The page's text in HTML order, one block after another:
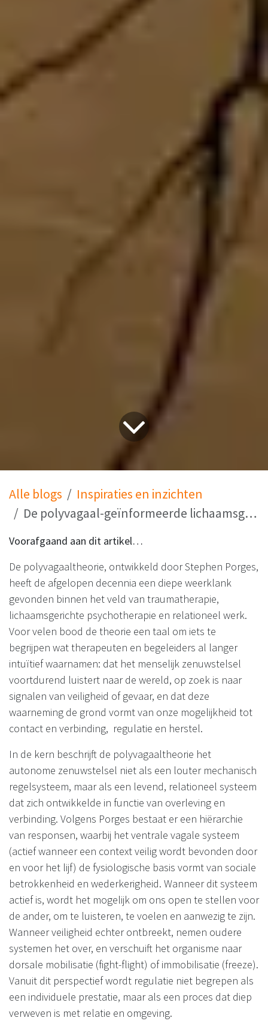
Alle blogs
Inspiraties en inzichten
De polyvagaal-geïnformeerde lichaamsgerichte (psycho)therapeut
Voorafgaand aan dit artikel…
De polyvagaaltheorie, ontwikkeld door Stephen Porges,
heeft de afgelopen decennia een diepe weerklank
gevonden binnen het veld van traumatherapie,
lichaamsgerichte psychotherapie en relationeel werk.
Voor velen bood de theorie een taal om iets te
begrijpen wat therapeuten en begeleiders al langer
intuïtief waarnamen: dat het menselijk zenuwstelsel
voortdurend luistert naar de wereld, op zoek is naar
signalen van veiligheid of gevaar, en dat deze
waarneming de grond vormt van onze mogelijkheid tot
contact en verbinding, regulatie en herstel.
In de kern beschrijft de polyvagaaltheorie het
autonome zenuwstelsel niet als een louter mechanisch
regelsysteem, maar als een levend, relationeel systeem
dat zich ontwikkelde in functie van overleving en
verbinding. Volgens Porges bestaat er een hiërarchie
van responsen, waarbij het ventrale vagale systeem
(actief wanneer een context veilig wordt bevonden door
en voor het lijf) de fysiologische basis vormt van sociale
betrokkenheid en wederkerigheid. Wanneer dit systeem
actief is, wordt het mogelijk om ons open te stellen voor
de ander, om te luisteren, te voelen en aanwezig te zijn.
Wanneer veiligheid echter ontbreekt, nemen oudere
systemen het over, en verschuift het organisme naar
dorsale mobilisatie (fight-flight) of immobilisatie (freeze).
Vanuit dit perspectief wordt regulatie niet begrepen als
een individuele prestatie, maar als een proces dat diep
verweven is met relatie en omgeving.